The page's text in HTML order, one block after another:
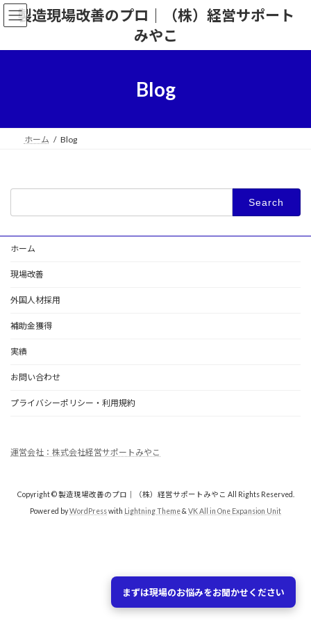
Skip
to
the
Skip
to
the
製造現場改善のプロ｜（株）経営サポート
みやこ
Blog
ホーム Blog
Search
ホーム
現場改善
外国人材採用
補助金獲得
実績
お問い合わせ
プライバシーポリシー・利用規約
運営会社：株式会社経営サポートみやこ
Copyright © 製造現場改善のプロ｜（株）経営サポートみやこ All Rights Reserved.
Powered byWordPresswith Lightning Theme& VK All in One Expansion Unit
まずは現場のお悩みをお聞かせください